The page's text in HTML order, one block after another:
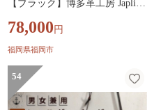
【ブラック】博多革工房 Japlish
78,000 円
福岡県福岡市
54